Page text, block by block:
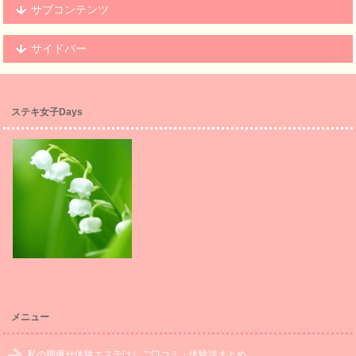
サブコンテンツ
サイドバー
ステキ女子Days
メニュー